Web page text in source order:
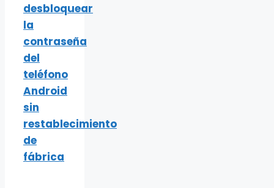
desbloquear
la
contraseña
del
teléfono
Android
sin
restablecimiento
de
fábrica